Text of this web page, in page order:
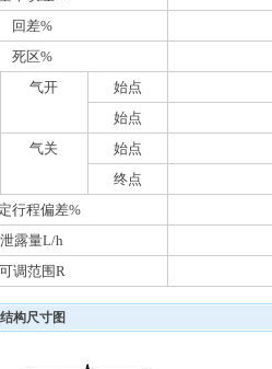
回差%
死区%
气开 始点
始点
气关
始点
终点
行程偏差%
泄露量L/h
可调范围R
构尺寸图